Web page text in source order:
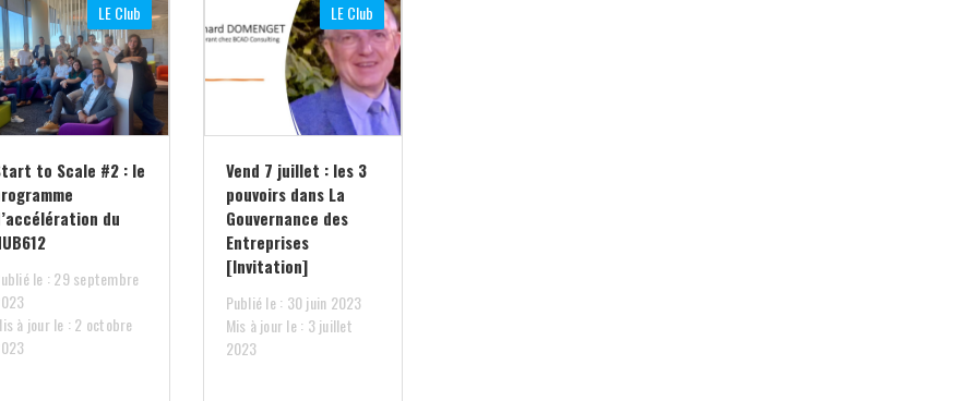
LE Club
to Scale #2 : le
du
le : 29 septembre
à jour le : 2 octobre
LE Club
Vend 7 juillet : les 3
pouvoirs dans La
Gouvernance des
Entreprises
[Invitation]
Publié le : 30 juin 2023
Mis à jour le : 3 juillet
2023